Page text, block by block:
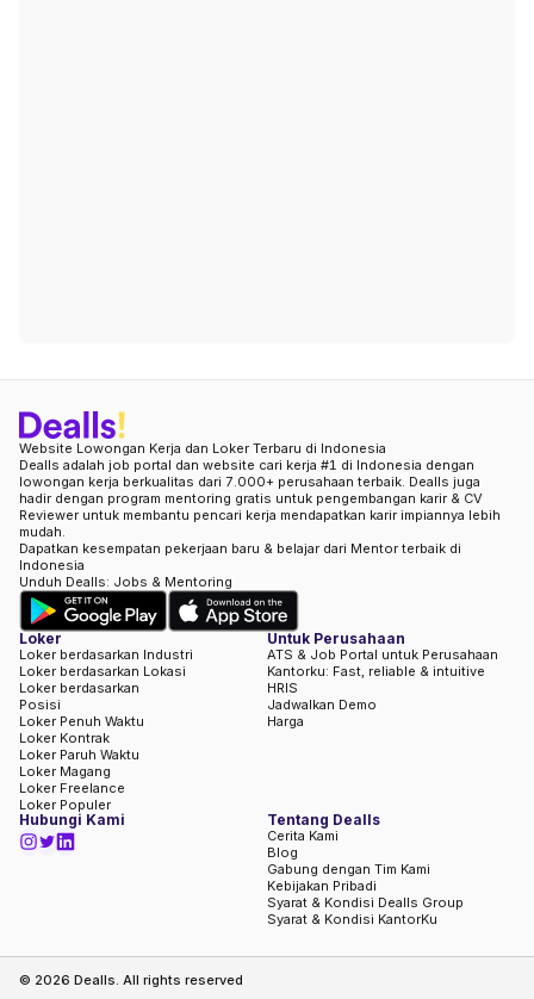
Website Lowongan Kerja dan Loker Terbaru di Indonesia
Dealls adalah job portal dan website cari kerja #1 di Indonesia dengan
lowongan kerja berkualitas dari 7.000+ perusahaan terbaik. Dealls juga
hadir dengan program mentoring gratis untuk pengembangan karir & CV
Reviewer untuk membantu pencari kerja mendapatkan karir impiannya lebih
mudah.
Dapatkan kesempatan pekerjaan baru & belajar dari Mentor terbaik di
Indonesia
Unduh Dealls: Jobs & Mentoring
Loker
Loker berdasarkan Industri
Loker berdasarkan Lokasi
Loker berdasarkan
Posisi
Loker Penuh Waktu
Loker Kontrak
Loker Paruh Waktu
Loker Magang
Loker Freelance
Loker Populer
Untuk Perusahaan
ATS & Job Portal untuk Perusahaan
Kantorku: Fast, reliable & intuitive
HRIS
Jadwalkan Demo
Harga
Hubungi Kami Tentang Dealls
Cerita Kami
Blog
Gabung dengan Tim Kami
Kebijakan Pribadi
Syarat & Kondisi Dealls Group
Syarat & Kondisi KantorKu
© 2026 Dealls. All rights reserved